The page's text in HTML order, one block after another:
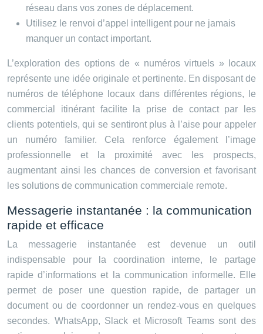
réseau dans vos zones de déplacement.
Utilisez le renvoi d’appel intelligent pour ne jamais
manquer un contact important.
L’exploration des options de « numéros virtuels » locaux
représente une idée originale et pertinente. En disposant de
numéros de téléphone locaux dans différentes régions, le
commercial itinérant facilite la prise de contact par les
clients potentiels, qui se sentiront plus à l’aise pour appeler
un numéro familier. Cela renforce également l’image
professionnelle et la proximité avec les prospects,
augmentant ainsi les chances de conversion et favorisant
les solutions de communication commerciale remote.
Messagerie instantanée : la communication
rapide et efficace
La messagerie instantanée est devenue un outil
indispensable pour la coordination interne, le partage
rapide d’informations et la communication informelle. Elle
permet de poser une question rapide, de partager un
document ou de coordonner un rendez-vous en quelques
secondes. WhatsApp, Slack et Microsoft Teams sont des